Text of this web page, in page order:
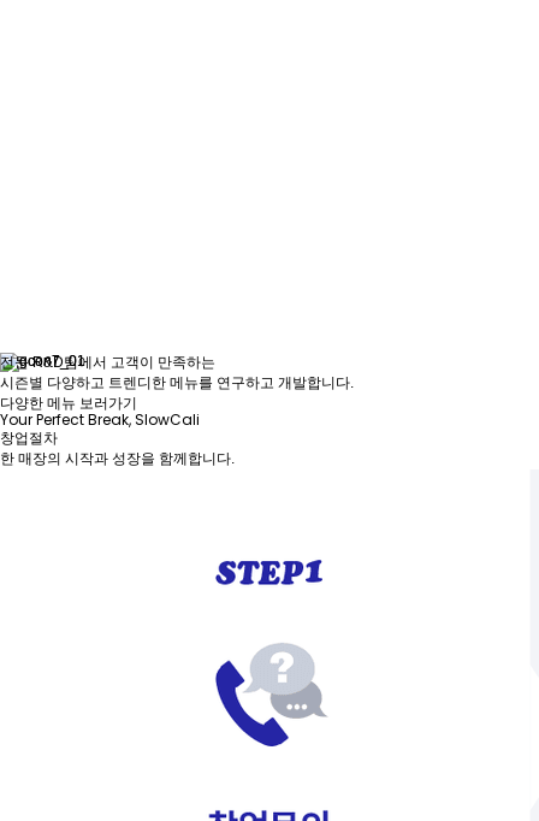
전문 R&D팀에서 고객이 만족하는
시즌별 다양하고 트렌디한 메뉴를 연구하고 개발합니다.
다양한 메뉴 보러가기
Your Perfect Break, SlowCali
창업절차
한 매장의 시작과 성장을 함께합니다.